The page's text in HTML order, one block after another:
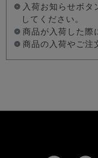
入荷お知らせボタ
してください。
商品が入荷した際
商品の入荷やご注